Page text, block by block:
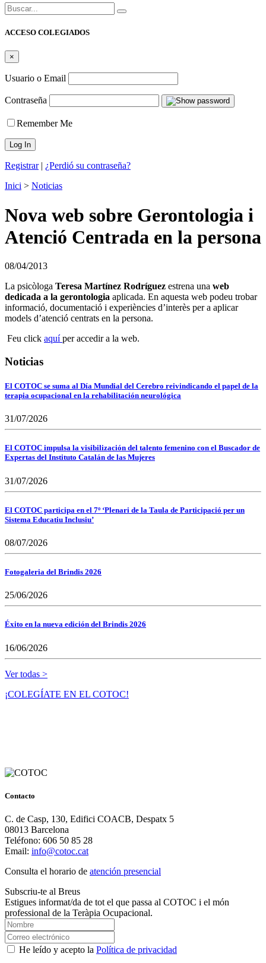
Buscar:
ACCESO COLEGIADOS
×
Usuario o Email
Contraseña
Remember Me
Registrar| ¿Perdió su contraseña?
Inici > Noticias
Nova web sobre Gerontologia i
Atenció Centrada en la persona
08/04/2013
La psicòloga Teresa Martínez Rodríguez estrena una web
dedicada a la gerontologia aplicada. En aquesta web podeu trobar
informació, documentació i experiències d’interès per a aplicar
models d’atenció centrats en la persona.
Feu click aquíper accedir a la web.
Noticias
El COTOC se suma al Día Mundial del Cerebro reivindicando el papel de la
terapia ocupacional en la rehabilitación neurológica
31/07/2026
El COTOC impulsa la visibilización del talento femenino con el Buscador de
Expertas del Instituto Catalán de las Mujeres
31/07/2026
El COTOC participa en el 7º ‘Plenari de la Taula de Participació per un
Sistema Educatiu Inclusiu’
08/07/2026
Fotogaleria del Brindis 2026
25/06/2026
Éxito en la nueva edición del Brindis 2026
16/06/2026
Ver todas >
¡COLEGÍATE EN EL COTOC!
Contacto
C. de Casp, 130, Edifici COACB, Despatx 5
08013 Barcelona
Teléfono: 606 50 85 28
Email: info@cotoc.cat
Consulta el horario de atención presencial
Subscriu-te al Breus
Estigues informat/da de tot el que passa al COTOC i el món
professional de la Teràpia Ocupacional.
He leído y acepto la Política de privacidad